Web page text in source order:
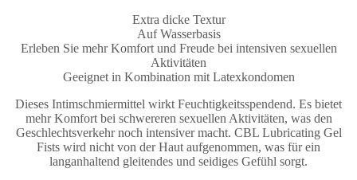
Extra dicke Textur
Auf Wasserbasis
Erleben Sie mehr Komfort und Freude bei intensiven sexuellen
Aktivitäten
Geeignet in Kombination mit Latexkondomen
Dieses Intimschmiermittel wirkt Feuchtigkeitsspendend. Es bietet
mehr Komfort bei schwereren sexuellen Aktivitäten, was den
Geschlechtsverkehr noch intensiver macht. CBL Lubricating Gel
Fists wird nicht von der Haut aufgenommen, was für ein
langanhaltend gleitendes und seidiges Gefühl sorgt.